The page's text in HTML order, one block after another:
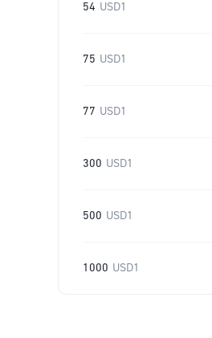
54 USD1
75 USD1
77 USD1
300 USD1
500 USD1
1000 USD1